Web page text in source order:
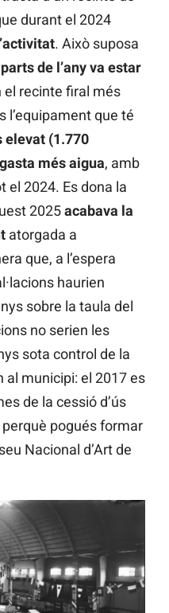
durant el 2024
. Això suposa
de l’any va estar
el recinte firal més
l’equipament que té
elevat (1.770
gasta mésaigua, amb
el 2024. Es dona la
2025acabava la
atorgada a
que, a l’espera
haurien
sobre la taula del
no serien les
sota control de la
al municipi: el 2017 es
de la cessió d’ús
pogués formar
Nacional d’Art de